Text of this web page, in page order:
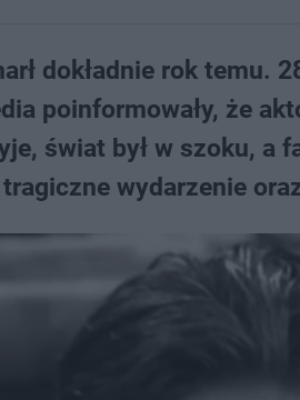
dokładnie rok temu.
poinformowały, że
świat był w szoku, a
wydarzenie